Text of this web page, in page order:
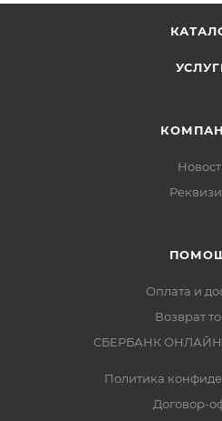
Оплата и
Возврат
СБЕРБАНК
Политика
Договор-